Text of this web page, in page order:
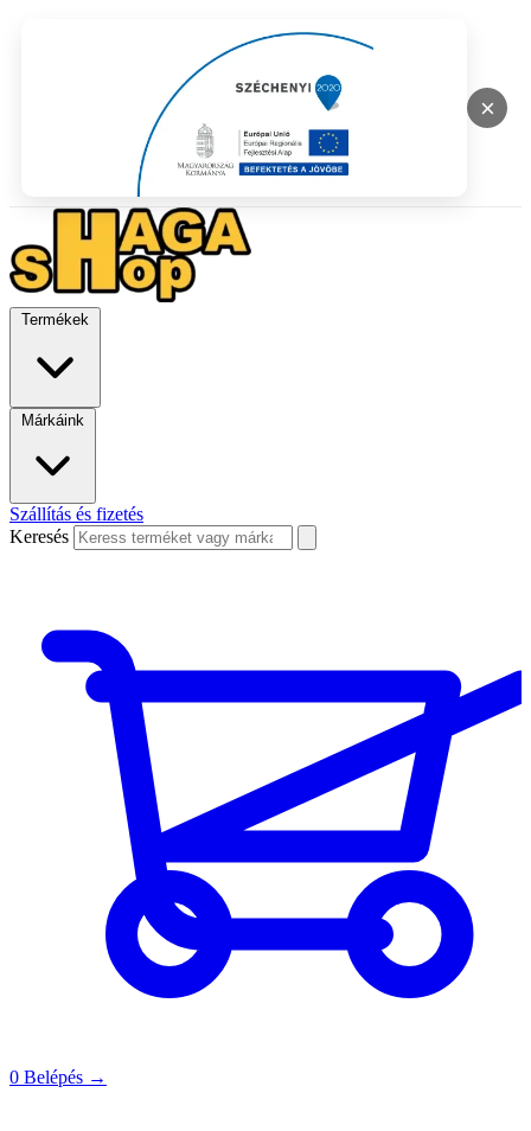
×
Termékek
Márkáink
Szállítás és fizetés
Keresés
0 Belépés →